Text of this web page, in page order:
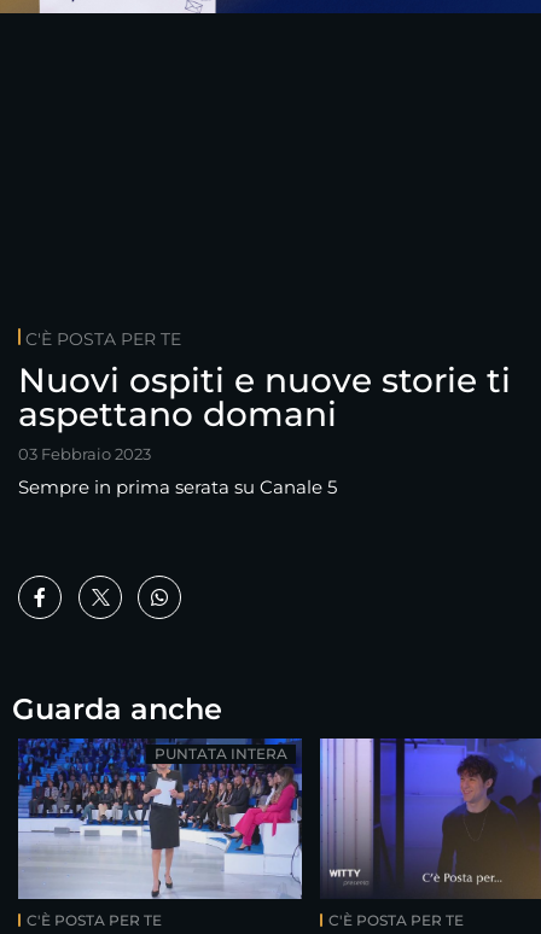
C'È POSTA PER TE
Nuovi ospiti e nuove storie ti
aspettano domani
03 Febbraio 2023
Sempre in prima serata su Canale 5
Guarda anche
C'È POSTA PER TE
PUNTATA INTERA
C'È POSTA PER TE